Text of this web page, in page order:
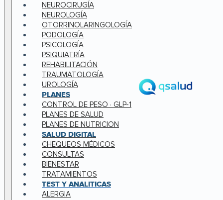
NEUROCIRUGÍA
NEUROLOGÍA
OTORRINOLARINGOLOGÍA
PODOLOGÍA
PSICOLOGÍA
PSIQUIATRÍA
REHABILITACIÓN
TRAUMATOLOGÍA
UROLOGÍA
PLANES
CONTROL DE PESO · GLP-1
PLANES DE SALUD
PLANES DE NUTRICION
SALUD DIGITAL
CHEQUEOS MÉDICOS
CONSULTAS
BIENESTAR
TRATAMIENTOS
TEST Y ANALITICAS
ALERGIA